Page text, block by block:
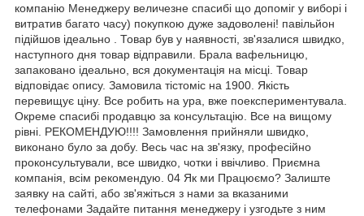
компанію Менеджеру величезне спасибі що допоміг у виборі і
витратив багато часу) покупкою дуже задоволені! павільйон
підійшов ідеально . Товар був у наявності, зв'язалися швидко,
наступного дня товар відправили. Брала вафельницю,
запаковано ідеально, вся документація на місці. Товар
відповідає опису. Замовила тістоміс на 1900. Якість
перевищує ціну. Все робить на ура, вже поекспериментувала.
Окреме спасибі продавцю за консультацію. Все на вищому
рівні. РЕКОМЕНДУЮ!!!! Замовлення прийняли швидко,
виконано було за добу. Весь час на зв'язку, професійно
проконсультували, все швидко, чотки і ввічливо. Приємна
компанія, всім рекомендую. 04 Як ми Працюємо? Залиште
заявку на сайті, або зв'яжіться з нами за вказаними
телефонами Задайте питання менеджеру і узгодьте з ним